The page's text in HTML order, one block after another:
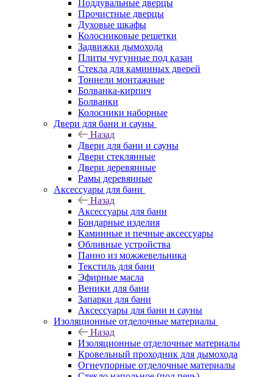
Поддувальные дверцы
Прочистные дверцы
Духовые шкафы
Колосниковые решетки
Задвижки дымохода
Плиты чугунные под казан
Стекла для каминных дверей
Тоннели монтажные
Болванка-кирпич
Болванки
Колосники наборные
Двери для бани и сауны
Назад
Двери для бани и сауны
Двери стеклянные
Двери деревянные
Рамы деревянные
Аксессуары для бани
Назад
Аксессуары для бани
Бондарные изделия
Каминные и печные аксессуары
Обливные устройства
Панно из можжевельника
Текстиль для бани
Эфирные масла
Веники для бани
Запарки для бани
Аксессуары для бани и сауны
Изоляционные отделочные материалы
Назад
Изоляционные отделочные материалы
Кровельный проходник для дымохода
Огнеупорные отделочные материалы